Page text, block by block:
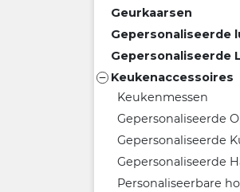
Geurkaarsen
 Keukenaccessoires
Keukenmessen